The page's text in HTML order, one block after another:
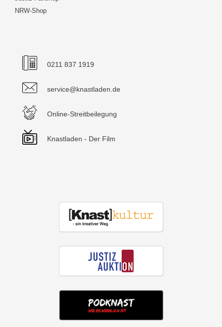
NRW-Shop
0211 837 1919
service@knastladen.de
Online-Streitbeilegung
Knastladen - Der Film